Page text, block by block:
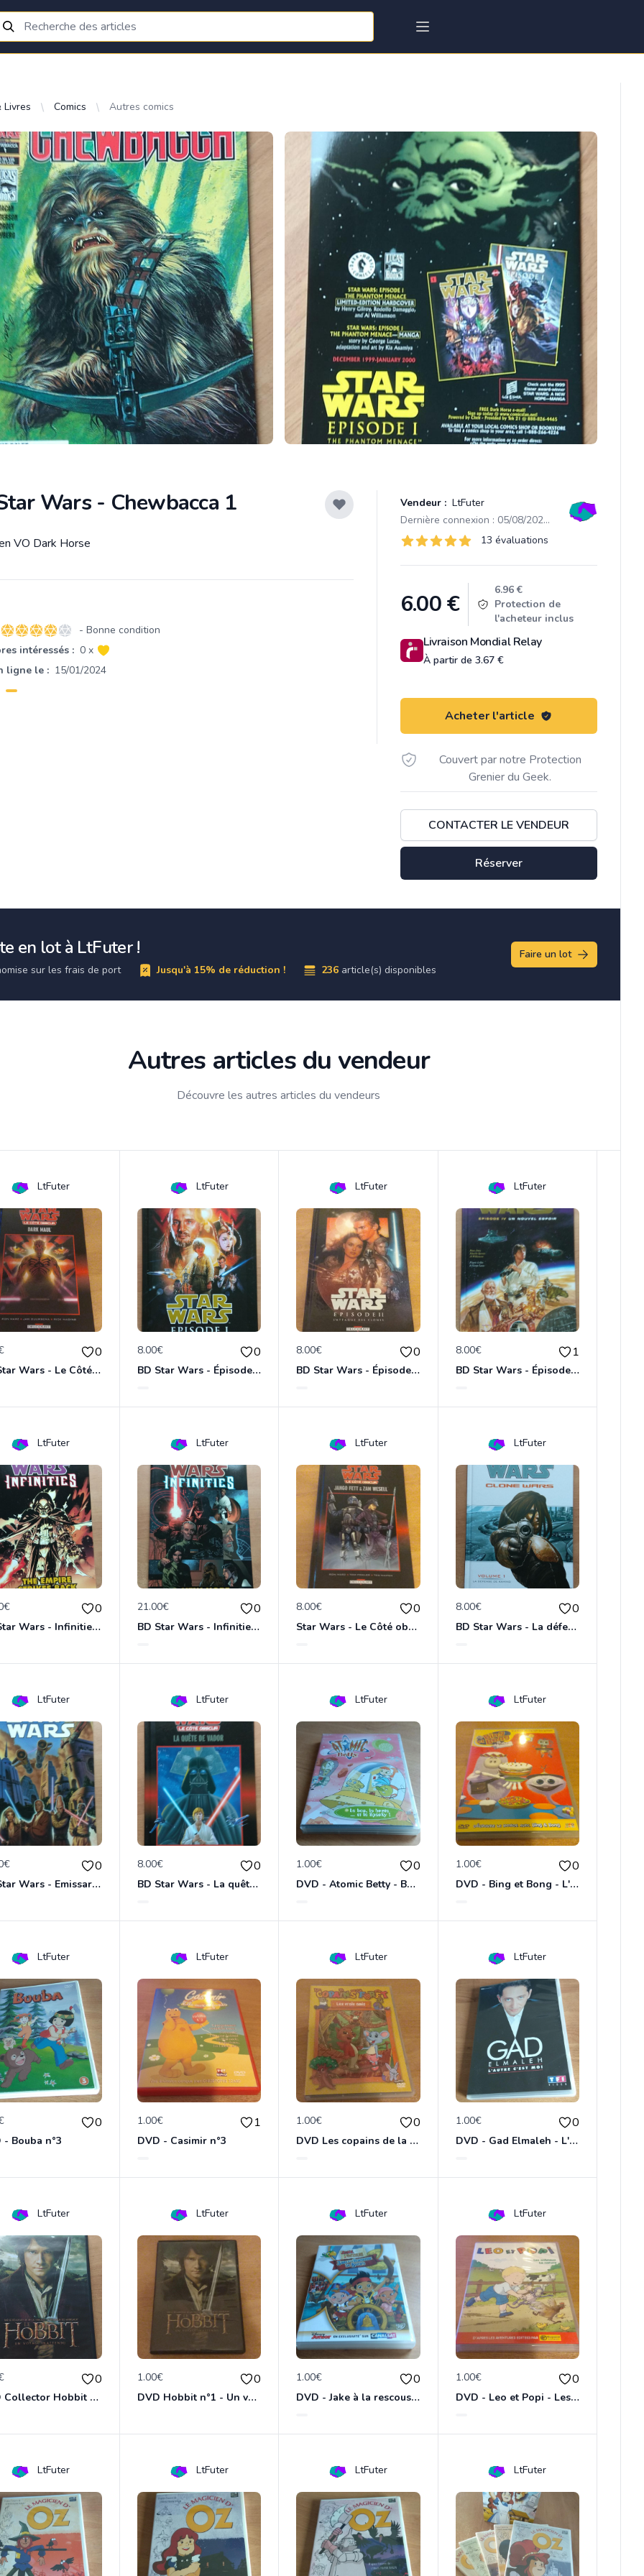
Livres Comics Autres comics
Wars - Chewbacca 1 Vendeur : LtFuter
Dernière connexion : 05/08/2026 19:21
Évaluations
13 sur 5 étoiles 13 évaluations
Product information
6.00€
6.96 €
Protection de
l'acheteur inclus
Livraison Mondial Relay
À partir de 3.67 €
Acheter l'article
Couvert par notre Protection
Grenier du Geek.
CONTACTER LE VENDEUR
Réserver
VO Dark Horse
4 sur 5 étoiles
- Bonne condition
intéressés : 0 x
ligne le : 15/01/2024
en lot à LtFuter !
sur les frais de port Jusqu'à 15% de réduction ! 236 article(s) disponibles
Faire un lot
Autres articles du vendeur
Découvre les autres articles du vendeurs
LtFuter
0
BD Star Wars - Le Côté obscur T02 - Dark Maul
LtFuter
8.00€ 0
BD Star Wars - Épisode 1 : la menace fantôme
LtFuter
8.00€ 0
BD Star Wars - Épisode 2 : l'attaque des clones
LtFuter
8.00€ 1
BD Star Wars - Épisode 4 : Un nouvel espoir
LtFuter
0
BD Star Wars - Infinities - The Empire Strike Back (VO)
LtFuter
21.00€ 0
BD Star Wars - Infinities - A New Hope (VO)
LtFuter
8.00€ 0
Star Wars - Le Côté obscur T01 - Jango Fett et Zam Wesell
LtFuter
8.00€ 0
BD Star Wars - La défense de Kamino (Clone Wars volume 1)
LtFuter
0
BD Star Wars - Emissaries to Malastare (VO)
LtFuter
8.00€ 0
BD Star Wars - La quête de Vador
LtFuter
1.00€ 0
DVD - Atomic Betty - Bon, brute et Sparky
LtFuter
1.00€ 0
DVD - Bing et Bong - L'anniversaire de Bong
LtFuter
0
- Bouba n°3
LtFuter
1.00€ 1
DVD - Casimir n°3
LtFuter
1.00€ 0
DVD Les copains de la forêt : les vrais amis
LtFuter
1.00€ 0
DVD - Gad Elmaleh - L'autre c'est moi
LtFuter
0
DVD Collector Hobbit n°1 - Un voyage inattendu
LtFuter
1.00€ 0
DVD Hobbit n°1 - Un voyage inattendu
LtFuter
1.00€ 0
DVD - Jake à la rescousse de Bucky
LtFuter
1.00€ 0
DVD - Leo et Popi - Les animaux de la nature
LtFuter LtFuter LtFuter LtFuter